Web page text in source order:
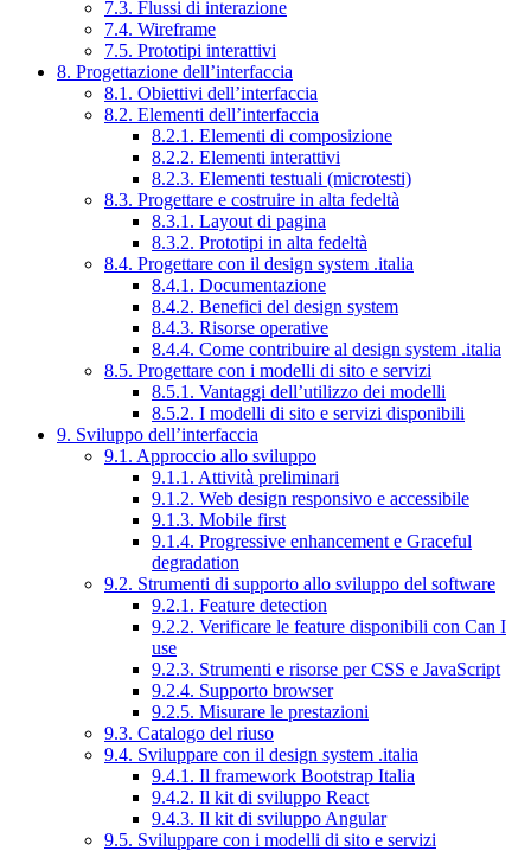
7.3. Flussi di interazione
7.4. Wireframe
7.5. Prototipi interattivi
8. Progettazione dell’interfaccia
8.1. Obiettivi dell’interfaccia
8.2. Elementi dell’interfaccia
8.2.1. Elementi di composizione
8.2.2. Elementi interattivi
8.2.3. Elementi testuali (microtesti)
8.3. Progettare e costruire in alta fedeltà
8.3.1. Layout di pagina
8.3.2. Prototipi in alta fedeltà
8.4. Progettare con il design system .italia
8.4.1. Documentazione
8.4.2. Benefici del design system
8.4.3. Risorse operative
8.4.4. Come contribuire al design system .italia
8.5. Progettare con i modelli di sito e servizi
8.5.1. Vantaggi dell’utilizzo dei modelli
8.5.2. I modelli di sito e servizi disponibili
9. Sviluppo dell’interfaccia
9.1. Approccio allo sviluppo
9.1.1. Attività preliminari
9.1.2. Web design responsivo e accessibile
9.1.3. Mobile first
9.1.4. Progressive enhancement e Graceful
degradation
9.2. Strumenti di supporto allo sviluppo del software
9.2.1. Feature detection
9.2.2. Verificare le feature disponibili con Can I
use
9.2.3. Strumenti e risorse per CSS e JavaScript
9.2.4. Supporto browser
9.2.5. Misurare le prestazioni
9.3. Catalogo del riuso
9.4. Sviluppare con il design system .italia
9.4.1. Il framework Bootstrap Italia
9.4.2. Il kit di sviluppo React
9.4.3. Il kit di sviluppo Angular
9.5. Sviluppare con i modelli di sito e servizi